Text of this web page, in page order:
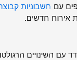
עם חשבוניות
אירוח חדשים.
עם השינויים